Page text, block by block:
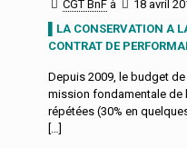
CGT BnF à
18 avril
▌LA CONSERVATION A
CONTRAT DE
Depuis 2009, le budget
mission fondamentale de
répétées (30% en
[…]